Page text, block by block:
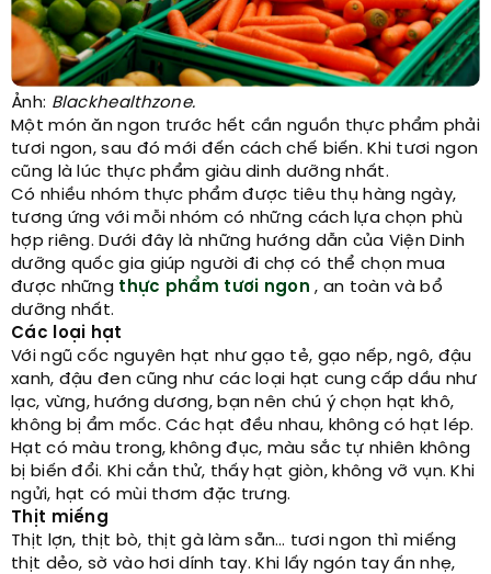
Ảnh: Blackhealthzone.
Một món ăn ngon trước hết cần nguồn thực phẩm phải
tươi ngon, sau đó mới đến cách chế biến. Khi tươi ngon
cũng là lúc thực phẩm giàu dinh dưỡng nhất.
Có nhiều nhóm thực phẩm được tiêu thụ hàng ngày,
tương ứng với mỗi nhóm có những cách lựa chọn phù
hợp riêng. Dưới đây là những hướng dẫn của Viện Dinh
dưỡng quốc gia giúp người đi chợ có thể chọn mua
được những thực phẩm tươi ngon , an toàn và bổ
dưỡng nhất.
Các loại hạt
Với ngũ cốc nguyên hạt như gạo tẻ, gạo nếp, ngô, đậu
xanh, đậu đen cũng như các loại hạt cung cấp dầu như
lạc, vừng, hướng dương, bạn nên chú ý chọn hạt khô,
không bị ẩm mốc. Các hạt đều nhau, không có hạt lép.
Hạt có màu trong, không đục, màu sắc tự nhiên không
bị biến đổi. Khi cắn thử, thấy hạt giòn, không vỡ vụn. Khi
ngửi, hạt có mùi thơm đặc trưng.
Thịt miếng
Thịt lợn, thịt bò, thịt gà làm sẵn… tươi ngon thì miếng
thịt dẻo, sờ vào hơi dính tay. Khi lấy ngón tay ấn nhẹ,